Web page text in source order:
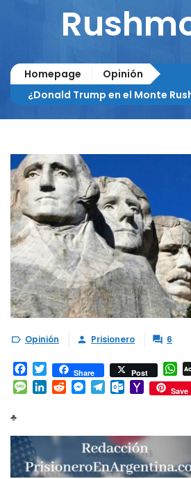
Homepage
Opinión
¿Donald Trump en el Monte
 Opinión  Prisionero  6
Facebook
TwitterShare Post
Message
LinkedInRedditMessenger
TelegramOutlook.com
YahooSave
♣